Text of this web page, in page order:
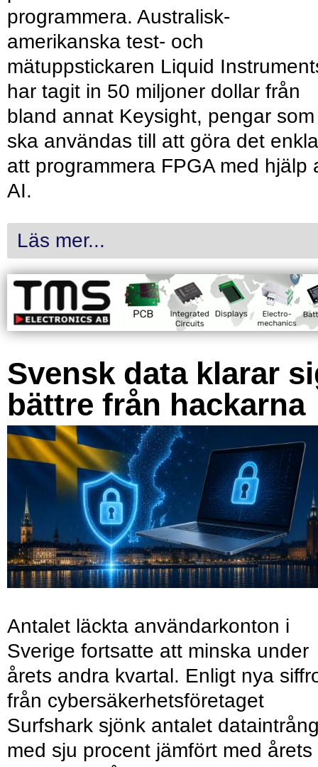
programmera. Australisk-
amerikanska test- och
mätuppstickaren Liquid
har tagit in 50 miljoner dollar från
bland annat Keysight, pengar som
ska användas till att göra det
att programmera FPGA med hjälp
AI.
Läs mer...
Svensk data klarar
bättre från hackarna
Antalet läckta användarkonton i
Sverige fortsatte att minska under
årets andra kvartal. Enligt nya
från cybersäkerhetsföretaget
Surfshark sjönk antalet
med sju procent jämfört med årets